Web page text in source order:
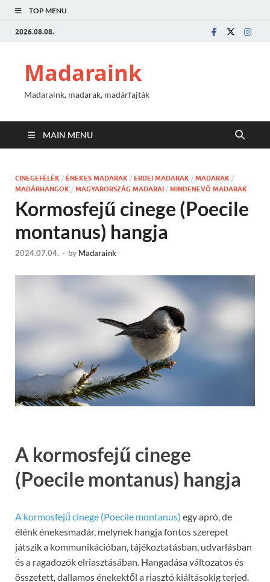
TOP MENU
2026.08.08.
Madaraink
Madaraink, madarak, madárfajták
MAIN MENU
CINEGEFÉLÉK / ÉNEKES MADARAK / ERDEI MADARAK / MADARAK /
MADÁRHANGOK / MAGYARORSZÁG MADARAI / MINDENEVŐ MADARAK
Kormosfejű cinege (Poecile
montanus) hangja
2024.07.04. - by Madaraink
A kormosfejű cinege
(Poecile montanus) hangja
A kormosfejű cinege (Poecile montanus) egy apró, de
élénk énekesmadár, melynek hangja fontos szerepet
játszik a kommunikációban, tájékoztatásban, udvarlásban
és a ragadozók elriasztásában. Hangadása változatos és
összetett, dallamos énekektől a riasztó kiáltásokig terjed.